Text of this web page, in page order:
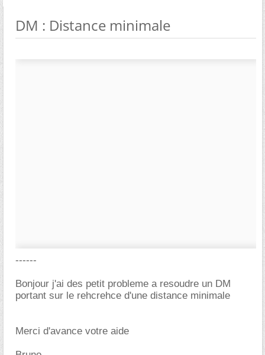
DM : Distance minimale
------
Bonjour j'ai des petit probleme a resoudre un DM
portant sur le rehcrehce d'une distance minimale
Merci d'avance votre aide